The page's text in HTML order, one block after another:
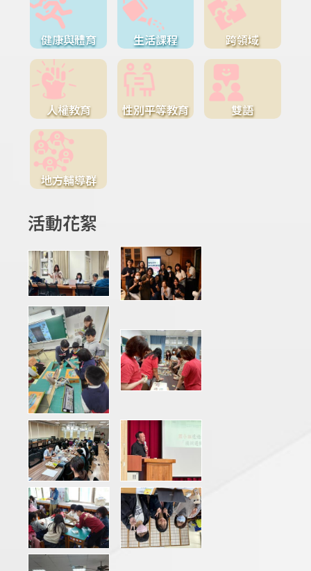
健康與體育 生活課程 跨領域
人權教育 性別平等教育 雙語
地方輔導群
活動花絮